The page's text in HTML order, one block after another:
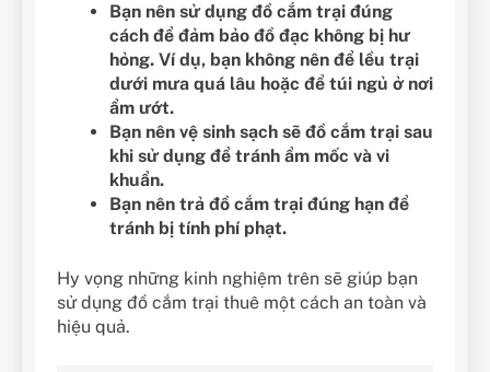
Bạn nên sử dụng đồ cắm trại đúng
cách để đảm bảo đồ đạc không bị hư
hỏng. Ví dụ, bạn không nên để lều trại
dưới mưa quá lâu hoặc để túi ngủ ở nơi
ẩm ướt.
Bạn nên vệ sinh sạch sẽ đồ cắm trại sau
khi sử dụng để tránh ẩm mốc và vi
khuẩn.
Bạn nên trả đồ cắm trại đúng hạn để
tránh bị tính phí phạt.
Hy vọng những kinh nghiệm trên sẽ giúp bạn
sử dụng đồ cắm trại thuê một cách an toàn và
hiệu quả.